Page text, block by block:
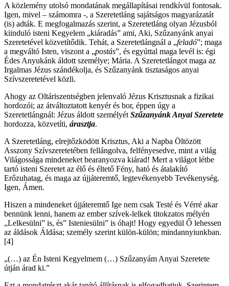
A közlemény utolsó mondatának megállapításai rendkívül fontosak.
Igen, mivel – számomra -, a Szeretetláng sajátságos magyarázatát
(is) adták. E megfogalmazás szerint, a Szeretetláng olyan Jézusból
kiinduló isteni Kegyelem „kiáradás” ami, Aki, Szűzanyánk anyai
Szeretetével közvetítődik. Tehát, a Szeretetlángnál a „feladó”; maga
a megváltó Isten, viszont a „postás”, és egyúttal maga levél is: égi
Édes Anyukánk áldott személye; Mária. A Szeretetlángot maga az
Irgalmas Jézus szándékolja, és Szűzanyánk tisztaságos anyai
Szívszeretetével közli.
Ahogy az Oltáriszentségben jelenvaló Jézus Krisztusnak a fizikai
hordozói; az átváltoztatott kenyér és bor, éppen úgy a
Szeretetlángnál: Jézus áldott személyét Szűzanyánk Anyai Szeretete
hordozza, közvetíti, árasztja.
A Szeretetláng, elrejtőzködött Krisztus, Aki a Napba Öltözött
Asszony Szívszeretetében fellángolva, felfényesedve, mint a világ
Világossága mindeneket bearanyozva kiárad! Mert a világot létbe
tartó isteni Szeretet az élő és éltető Fény, ható és átalakító
Erőzuhatag, és maga az újjáteremtő, legtevékenyebb Tevékenység.
Igen, Ámen.
Hiszen a mindeneket újjáteremtő Ige nem csak Testé és Vérré akar
bennünk lenni, hanem az ember szívek-lelkek titokzatos mélyén
„Lelkesülni” is, és” Isteniesülni” is óhajt! Hogy egyedül Ő lehessen
az áldások Áldása; személy szerint külön-külön; mindannyiunkban.
[4]
„(…) az Én Isteni Kegyelmem (…) Szűzanyám Anyai Szeretete
útján árad ki.”